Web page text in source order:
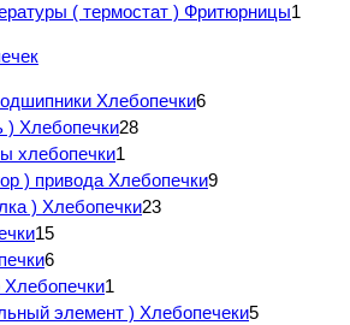
( термостат ) Фритюрницы1
Хлебопечки6
) Хлебопечки28
хлебопечки1
) привода Хлебопечки9
) Хлебопечки23
15
6
1
элемент ) Хлебопечеки5